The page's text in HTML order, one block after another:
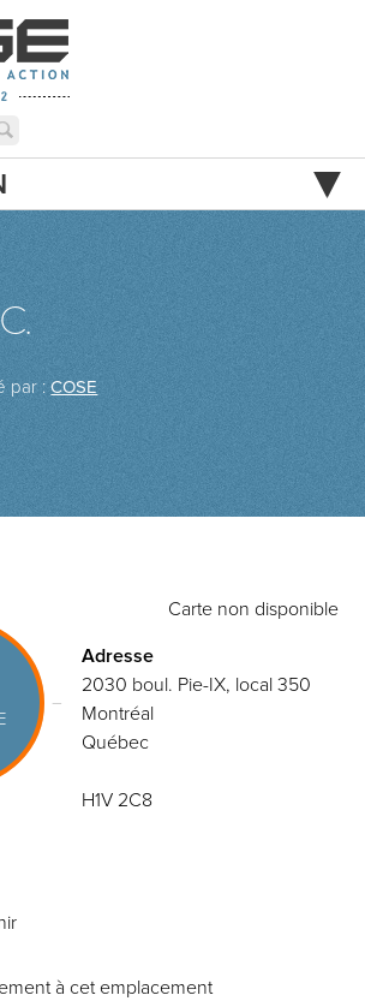
par :COSE
Carte non disponible
Adresse
2030 boul. Pie-IX, local 350
Montréal
Québec
H1V 2C8
à cet emplacement